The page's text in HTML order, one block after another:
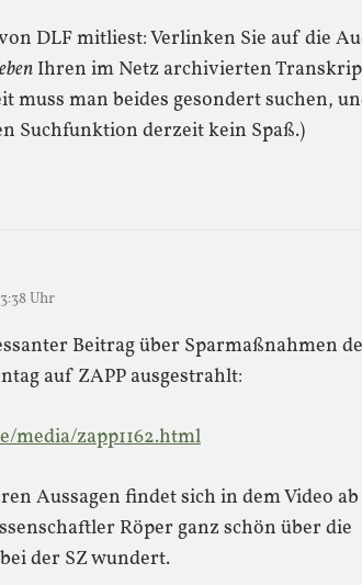
DLF mitliest: Verlinken Sie auf die
Ihren im Netz archivierten
muss man beides gesondert suchen,
Suchfunktion derzeit kein Spaß.)
Uhr
Beitrag über Sparmaßnahmen
auf ZAPP ausgestrahlt:
media/zapp1162.html
Aussagen findet sich in dem Video ab
Röper ganz schön über die
der SZ wundert.